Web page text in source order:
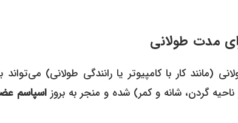
کار با کامپیوتر یا رانندگی طولانی) می‌تواند
گردن، شانه و کمر) شده و منجر به بروزاسپاسم